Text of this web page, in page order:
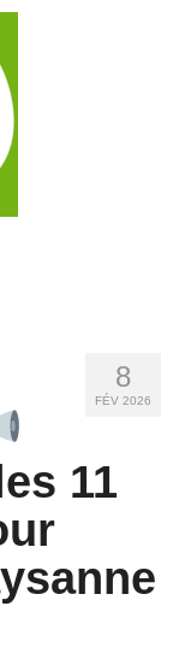
8
FÉV 2026
11